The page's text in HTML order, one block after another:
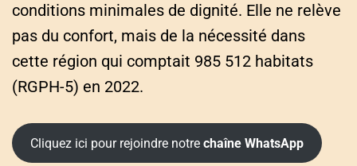
conditions minimales de dignité. Elle ne relève
pas du confort, mais de la nécessité dans
cette région qui comptait 985 512 habitats
(RGPH-5) en 2022.
Cliquez ici pour rejoindre notre chaîne WhatsApp